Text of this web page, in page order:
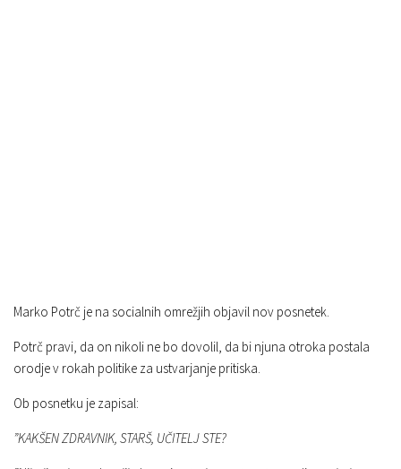
Marko Potrč je na socialnih omrežjih objavil nov posnetek.
Potrč pravi, da on nikoli ne bo dovolil, da bi njuna otroka postala
orodje v rokah politike za ustvarjanje pritiska.
Ob posnetku je zapisal:
”KAKŠEN ZDRAVNIK, STARŠ, UČITELJ STE?